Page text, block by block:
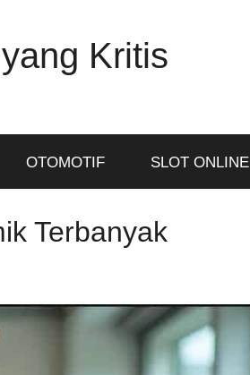
Kritis
OTOMOTIF SLOT ONLINE
Terbanyak